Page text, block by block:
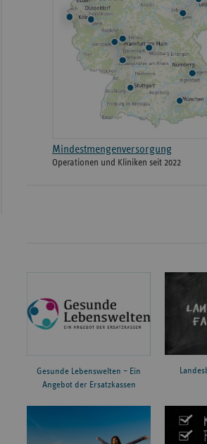
Mindestmengenversorgung
Operationen und Kliniken seit 2022
Gesunde Lebenswelten – Ein
Angebot der Ersatzkassen